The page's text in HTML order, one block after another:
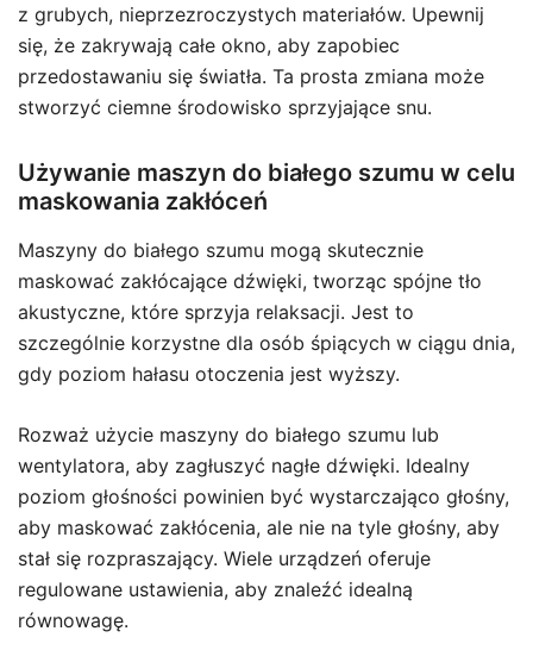
z grubych, nieprzezroczystych materiałów. Upewnij
się, że zakrywają całe okno, aby zapobiec
przedostawaniu się światła. Ta prosta zmiana może
stworzyć ciemne środowisko sprzyjające snu.
Używanie maszyn do białego szumu w celu
maskowania zakłóceń
Maszyny do białego szumu mogą skutecznie
maskować zakłócające dźwięki, tworząc spójne tło
akustyczne, które sprzyja relaksacji. Jest to
szczególnie korzystne dla osób śpiących w ciągu dnia,
gdy poziom hałasu otoczenia jest wyższy.
Rozważ użycie maszyny do białego szumu lub
wentylatora, aby zagłuszyć nagłe dźwięki. Idealny
poziom głośności powinien być wystarczająco głośny,
aby maskować zakłócenia, ale nie na tyle głośny, aby
stał się rozpraszający. Wiele urządzeń oferuje
regulowane ustawienia, aby znaleźć idealną
równowagę.